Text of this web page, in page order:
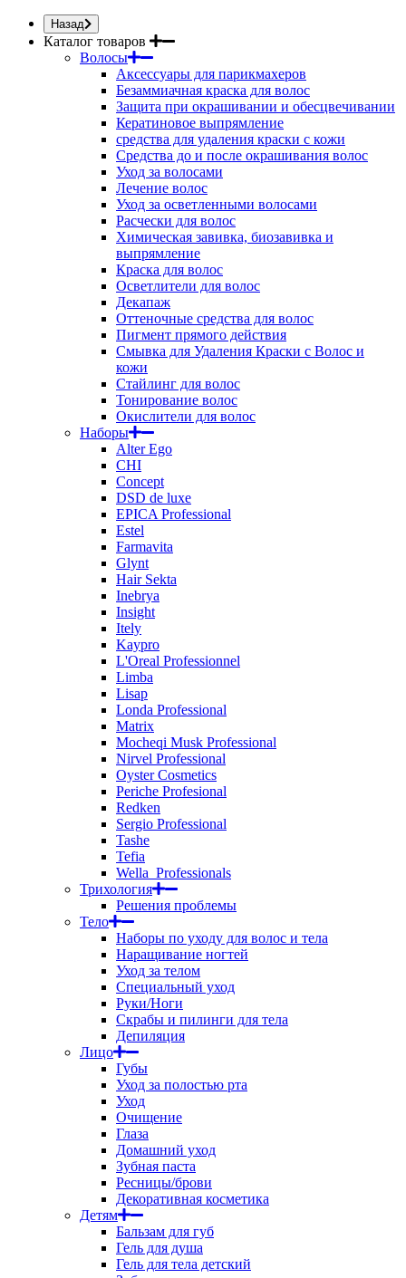
Назад
Каталог товаров
Волосы
Аксессуары для парикмахеров
Безаммиачная краска для волос
Защита при окрашивании и обесцвечивании
Кератиновое выпрямление
средства для удаления краски с кожи
Средства до и после окрашивания волос
Уход за волосами
Лечение волос
Уход за осветленными волосами
Расчески для волос
Химическая завивка, биозавивка и
выпрямление
Краска для волос
Осветлители для волос
Декапаж
Оттеночные средства для волос
Пигмент прямого действия
Смывка для Удаления Краски с Волос и
кожи
Стайлинг для волос
Тонирование волос
Окислители для волос
Наборы
Alter Ego
CHI
Concept
DSD de luxe
EPICA Professional
Estel
Farmavita
Glynt
Hair Sekta
Inebrya
Insight
Itely
Kaypro
L'Oreal Professionnel
Limba
Lisap
Londa Professional
Matrix
Mocheqi Musk Professional
Nirvel Professional
Oyster Cosmetics
Periche Profesional
Redken
Sergio Professional
Tashe
Tefia
Wella_Professionals
Трихология
Решения проблемы
Тело
Наборы по уходу для волос и тела
Наращивание ногтей
Уход за телом
Специальный уход
Руки/Ноги
Скрабы и пилинги для тела
Депиляция
Лицо
Губы
Уход за полостью рта
Уход
Очищение
Глаза
Домашний уход
Зубная паста
Ресницы/брови
Декоративная косметика
Детям
Бальзам для губ
Гель для душа
Гель для тела детский